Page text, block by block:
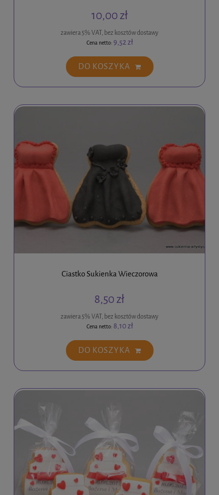
10,00 zł
zawiera 5% VAT, bez kosztów dostawy
Cena netto: 9,52 zł
DO KOSZYKA
Ciastko Sukienka Wieczorowa
8,50 zł
zawiera 5% VAT, bez kosztów dostawy
Cena netto: 8,10 zł
DO KOSZYKA